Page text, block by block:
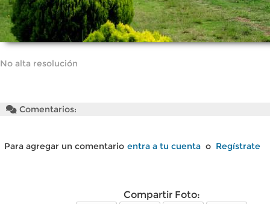
No alta resolución
Comentarios:
Para agregar un comentario entra a tu cuenta o Regístrate
Compartir Foto: